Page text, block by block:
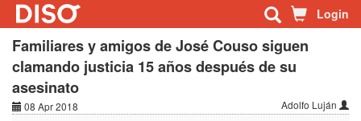
Login
Familiares y amigos de José Couso siguen
clamando justicia 15 años después de su
asesinato
08 Apr 2018 Adolfo Luján